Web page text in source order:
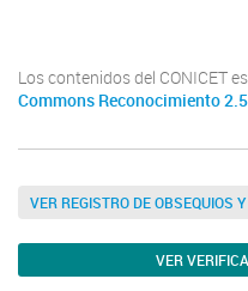
Los contenidos del CONICET
Commons Reconocimiento
VER REGISTRO DE OBSEQUIOS
VER